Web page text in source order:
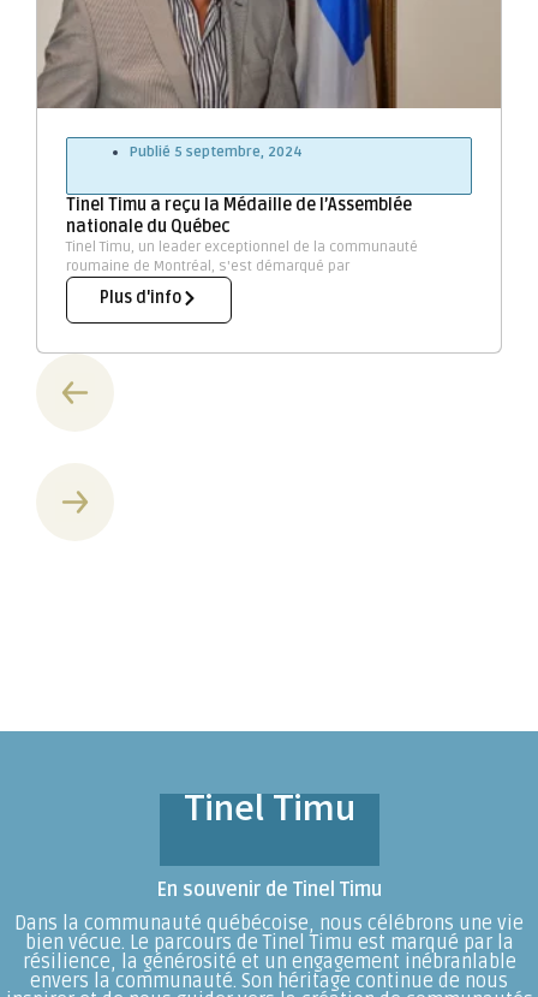
Publié 5 septembre, 2024
Tinel Timu a reçu la Médaille de l’Assemblée
nationale du Québec
Tinel Timu, un leader exceptionnel de la communauté
roumaine de Montréal, s'est démarqué par
Plus d'info
Tinel Timu
En souvenir de Tinel Timu
Dans la communauté québécoise, nous célébrons une vie
bien vécue. Le parcours de Tinel Timu est marqué par la
résilience, la générosité et un engagement inébranlable
envers la communauté. Son héritage continue de nous